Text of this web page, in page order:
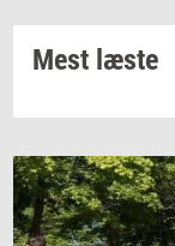
Mest læste